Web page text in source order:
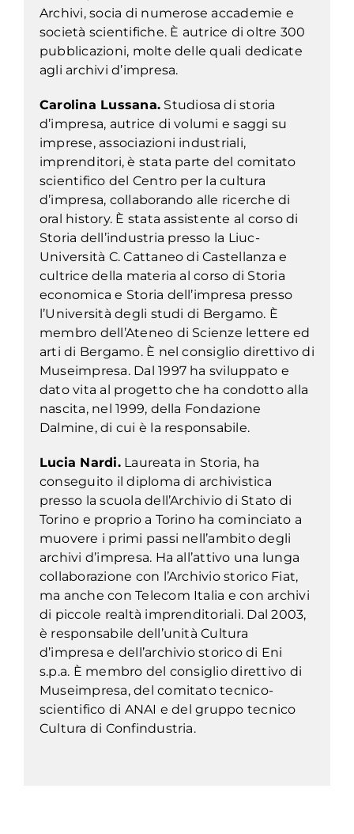
Archivi, socia di numerose accademie e
società scientifiche. È autrice di oltre 300
pubblicazioni, molte delle quali dedicate
agli archivi d’impresa.
Carolina Lussana. Studiosa di storia
d’impresa, autrice di volumi e saggi su
imprese, associazioni industriali,
imprenditori, è stata parte del comitato
scientifico del Centro per la cultura
d’impresa, collaborando alle ricerche di
oral history. È stata assistente al corso di
Storia dell’industria presso la Liuc-
Università C. Cattaneo di Castellanza e
cultrice della materia al corso di Storia
economica e Storia dell’impresa presso
l’Università degli studi di Bergamo. È
membro dell’Ateneo di Scienze lettere ed
arti di Bergamo. È nel consiglio direttivo di
Museimpresa. Dal 1997 ha sviluppato e
dato vita al progetto che ha condotto alla
nascita, nel 1999, della Fondazione
Dalmine, di cui è la responsabile.
Lucia Nardi.Laureata in Storia, ha
conseguito il diploma di archivistica
presso la scuola dell’Archivio di Stato di
Torino e proprio a Torino ha cominciato a
muovere i primi passi nell’ambito degli
archivi d’impresa. Ha all’attivo una lunga
collaborazione con l’Archivio storico Fiat,
ma anche con Telecom Italia e con archivi
di piccole realtà imprenditoriali. Dal 2003,
è responsabile dell’unità Cultura
d’impresa e dell’archivio storico di Eni
s.p.a. È membro del consiglio direttivo di
Museimpresa, del comitato tecnico-
scientifico di ANAI e del gruppo tecnico
Cultura di Confindustria.